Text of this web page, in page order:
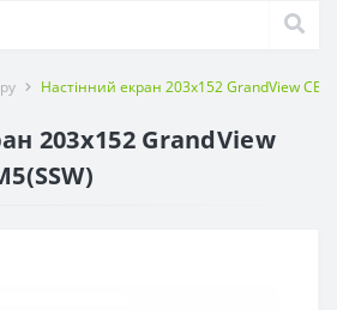
Настінний екран 203x152 GrandView CB-
203x152 GrandView